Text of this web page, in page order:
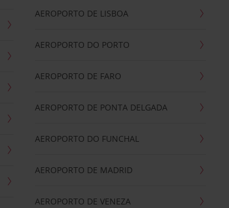
AEROPORTO DE LISBOA
AEROPORTO DO PORTO
AEROPORTO DE FARO
AEROPORTO DE PONTA DELGADA
AEROPORTO DO FUNCHAL
AEROPORTO DE MADRID
AEROPORTO DE VENEZA